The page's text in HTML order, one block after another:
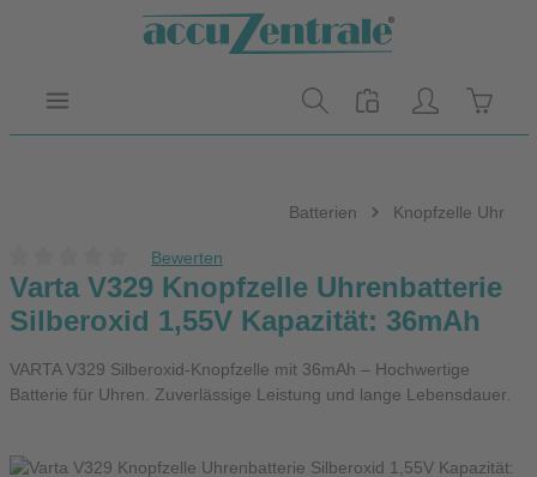
Zum Hauptinhalt springen
Batterien Knopfzelle Uhr
Durchschnittliche Bewertung von 0 von 5 Sternen
Bewerten
Varta V329 Knopfzelle Uhrenbatterie
Silberoxid 1,55V Kapazität: 36mAh
VARTA V329 Silberoxid-Knopfzelle mit 36mAh – Hochwertige
Batterie für Uhren. Zuverlässige Leistung und lange Lebensdauer.
Bildergalerie überspringen